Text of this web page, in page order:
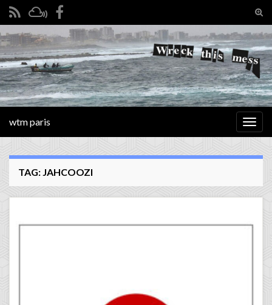
Search for:
wtm paris
TAG: JAHCOOZI